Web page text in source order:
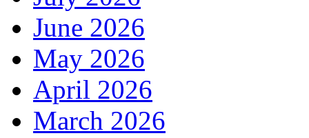
June 2026
May 2026
April 2026
March 2026